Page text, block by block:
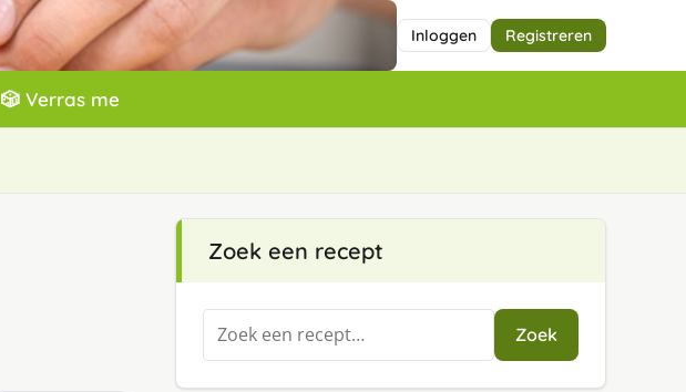
Inloggen Registreren
🎲 Verras me
Zoek een recept
Zoeken
naar:
Zoek